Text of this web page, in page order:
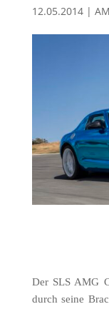
12.05.2014|
Der SLS AMG
durch seine